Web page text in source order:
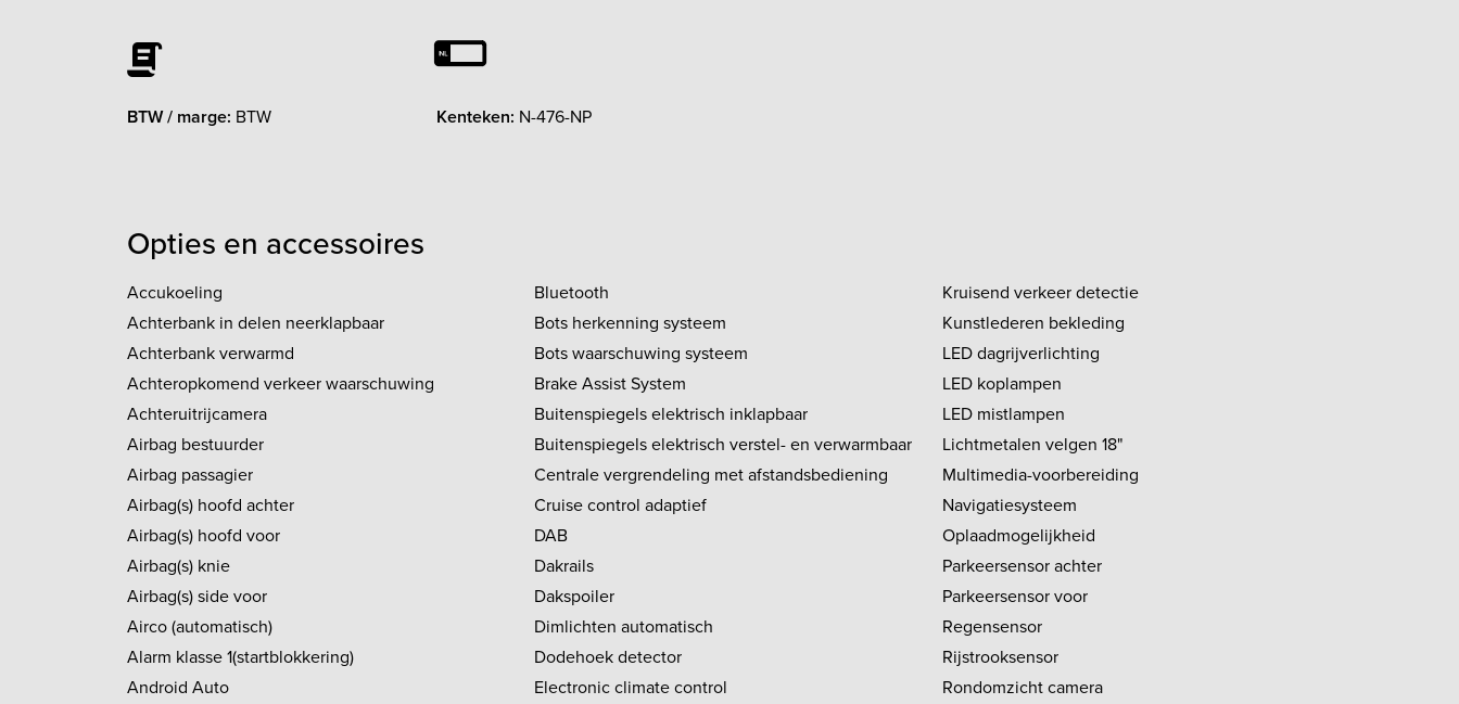
BTW / marge: BTW Kenteken: N-476-NP
Opties en accessoires
Accukoeling
Achterbank in delen neerklapbaar
Achterbank verwarmd
Achteropkomend verkeer waarschuwing
Achteruitrijcamera
Airbag bestuurder
Airbag passagier
Airbag(s) hoofd achter
Airbag(s) hoofd voor
Airbag(s) knie
Airbag(s) side voor
Airco (automatisch)
Alarm klasse 1(startblokkering)
Android Auto
Bluetooth
Bots herkenning systeem
Bots waarschuwing systeem
Brake Assist System
Buitenspiegels elektrisch inklapbaar
Buitenspiegels elektrisch verstel- en verwarmbaar
Centrale vergrendeling met afstandsbediening
Cruise control adaptief
DAB
Dakrails
Dakspoiler
Dimlichten automatisch
Dodehoek detector
Electronic climate control
Kruisend verkeer detectie
Kunstlederen bekleding
LED dagrijverlichting
LED koplampen
LED mistlampen
Lichtmetalen velgen 18"
Multimedia-voorbereiding
Navigatiesysteem
Oplaadmogelijkheid
Parkeersensor achter
Parkeersensor voor
Regensensor
Rijstrooksensor
Rondomzicht camera